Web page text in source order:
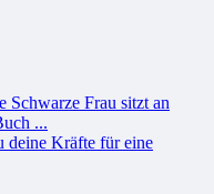
deine Kräfte für eine